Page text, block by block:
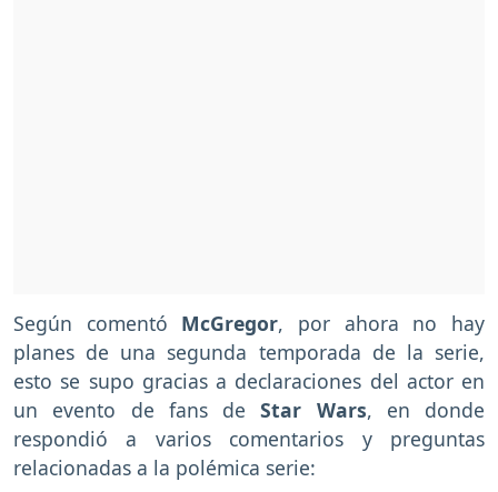
Según comentó McGregor, por ahora no hay
planes de una segunda temporada de la serie,
esto se supo gracias a declaraciones del actor en
un evento de fans deStar Wars, en donde
respondió a varios comentarios y preguntas
relacionadas a la polémica serie: